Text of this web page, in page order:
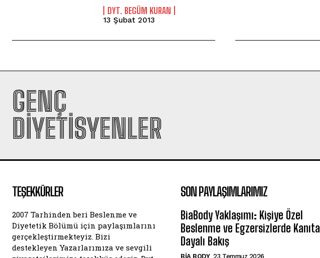
DYT. BEGÜM KURAN
13 Şubat 2013
GENÇ
DIYETISYENLER
TEŞEKKÜRLER
2007 Tarhinden beri Beslenme ve
Diyetetik Bölümü için paylaşımlarını
gerçekleştirmekteyiz. Bizi
destekleyen Yazarlarımıza ve sevgili
SON PAYLAŞIMLARIMIZ
BiaBody Yaklaşımı: Kişiye Özel
Beslenme ve Egzersizlerde Kanıta
Dayalı Bakış
BIA BODY 23 Temmuz 2026